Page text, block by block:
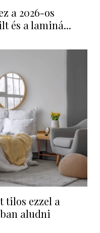
a 2026-os
és a laminá...
tilos ezzel a
aludni